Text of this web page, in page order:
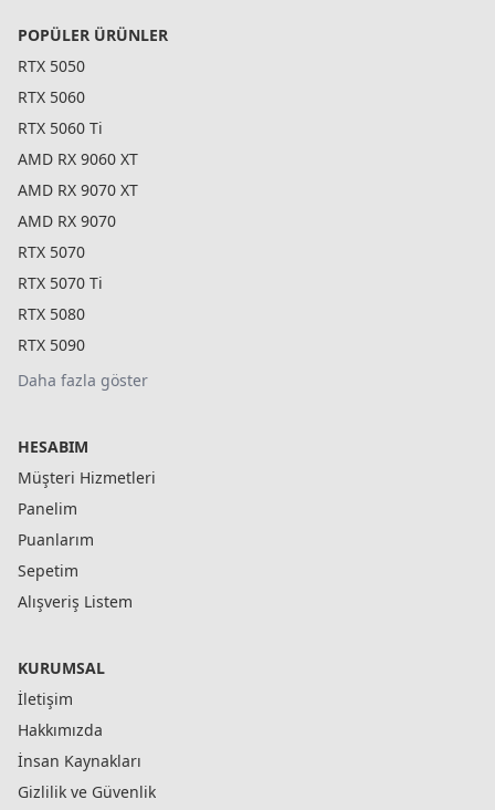
POPÜLER ÜRÜNLER
RTX 5050
RTX 5060
RTX 5060 Ti
AMD RX 9060 XT
AMD RX 9070 XT
AMD RX 9070
RTX 5070
RTX 5070 Ti
RTX 5080
RTX 5090
Daha fazla göster
HESABIM
Müşteri Hizmetleri
Panelim
Puanlarım
Sepetim
Alışveriş Listem
KURUMSAL
İletişim
Hakkımızda
İnsan Kaynakları
Gizlilik ve Güvenlik